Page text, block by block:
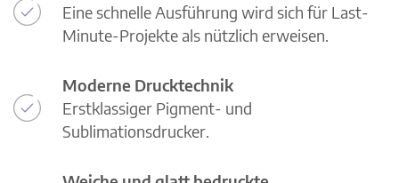
Eine schnelle Ausführung wird sich für Last-
Minute-Projekte als nützlich erweisen.
Moderne Drucktechnik
Erstklassiger Pigment- und
Sublimationsdrucker.